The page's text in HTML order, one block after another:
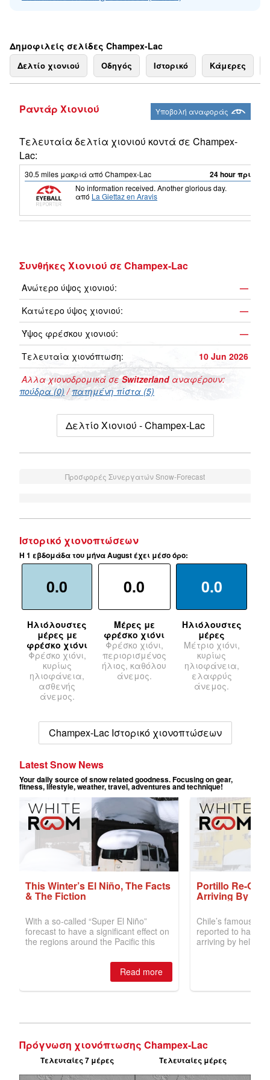
Δημοφιλείς σελίδες Champex-Lac
Δελτίο χιονιού Οδηγός Ιστορικό Κάμερες
Ραντάρ Χιονιού Υποβολή αναφοράς
Τελευταία δελτία χιονιού κοντά σε Champex-
Lac:
30.5 miles μακριά από Champex-Lac 24 hour πριν
No information received. Another glorious day.
από La Giettaz en Aravis
Συνθήκες Χιονιού σε Champex-Lac
Ανώτερο ύψος χιονιού:
—
Κατώτερο ύψος χιονιού:
—
Ύψος φρέσκου χιονιού:
—
Τελευταία χιονόπτωση:
10 Jun 2026
Αλλα χιονοδρομικά σεSwitzerlandαναφέρουν:
πούδρα (0) /πατημένη πίστα (5)
Δελτίο Χιονιού - Champex-Lac
Προσφορές Συνεργατών Snow-Forecast
Ιστορικό χιονοπτώσεων
Η 1 εβδομάδα του μήνα August έχει μέσο όρο:
0.0
Ηλιόλουστες
μέρες με
φρέσκο χιόνι
Φρέσκο χιόνι,
κυρίως
ηλιοφάνεια,
ασθενής
άνεμος.
0.0
Μέρες με
φρέσκο χιόνι
Φρέσκο χιόνι,
περιορισμένος
ήλιος, καθόλου
άνεμος.
0.0
Ηλιόλουστες
μέρες
Μέτριο χιόνι,
κυρίως
ηλιοφάνεια,
ελαφρύς
άνεμος.
Champex-Lac Ιστορικό χιονοπτώσεων
Πρόγνωση χιονόπτωσης Champex-Lac
Τελευταίες 7 μέρες Τελευταίες μέρες